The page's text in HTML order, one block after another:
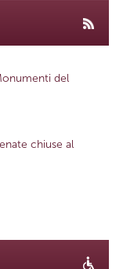
del
chiuse al